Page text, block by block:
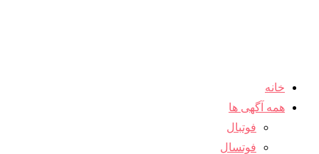
خانه
همه آگهی ها
فوتبال
فوتسال